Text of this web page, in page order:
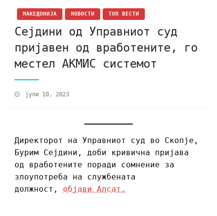
МАКЕДОНИЈА НОВОСТИ ТОП ВЕСТИ
Сејдини од Управниот суд
пријавен од вработените, го
местел АКМИС системот
јули 10, 2023
Директорот на Управниот суд во Скопје,
Бурим Сејдини, доби кривична пријава
од вработените поради сомнение за
злоупотреба на службената
должност, објави Алсат.